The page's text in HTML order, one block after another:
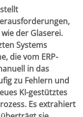
der Glaserei.
Systems
die vom ERP-
in das
zu Fehlern und
KI-gestütztes
Es extrahiert